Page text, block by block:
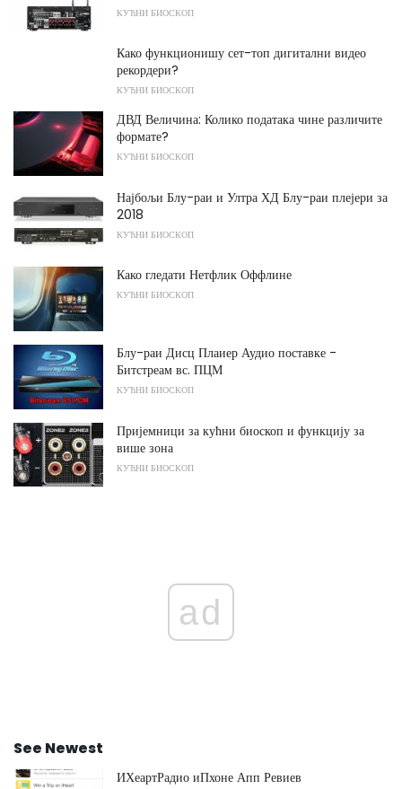
КУЋНИ БИОСКОП
Како функционишу сет-топ дигитални видео
рекордери?
КУЋНИ БИОСКОП
ДВД Величина: Колико података чине различите
формате?
КУЋНИ БИОСКОП
Најбољи Блу-раи и Ултра ХД Блу-раи плејери за
2018
КУЋНИ БИОСКОП
Како гледати Нетфлик Оффлине
КУЋНИ БИОСКОП
Блу-раи Дисц Плаиер Аудио поставке -
Битстреам вс. ПЦМ
КУЋНИ БИОСКОП
Пријемници за кућни биоскоп и функцију за
више зона
КУЋНИ БИОСКОП
ad
See Newest
ИХеартРадио иПхоне Апп Ревиев